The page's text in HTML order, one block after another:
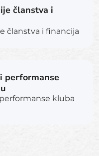
članstva i
članstva i financija
performanse
kluba